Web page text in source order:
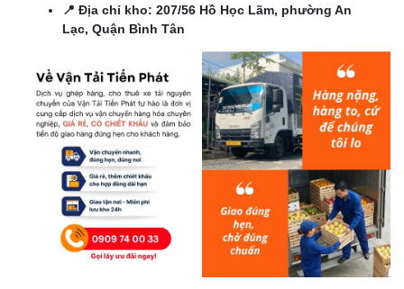
📍 Địa chỉ kho: 207/56 Hồ Học Lãm, phường An
Lạc, Quận Bình Tân